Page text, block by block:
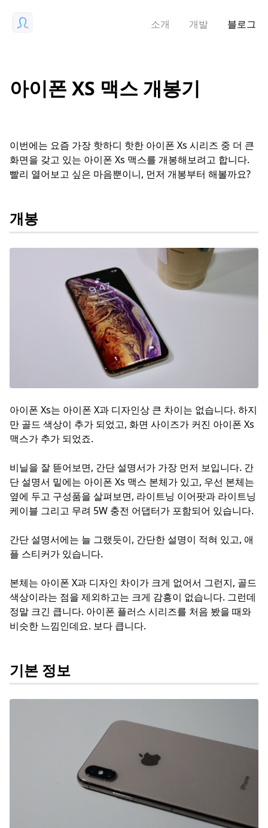
소개 개발 블로그
아이폰 XS 맥스 개봉기
이번에는 요즘 가장 핫하디 핫한 아이폰 Xs 시리즈 중 더 큰
화면을 갖고 있는 아이폰 Xs 맥스를 개봉해보려고 합니다.
빨리 열어보고 싶은 마음뿐이니, 먼저 개봉부터 해볼까요?
개봉
아이폰 Xs는 아이폰 X과 디자인상 큰 차이는 없습니다. 하지
만 골드 색상이 추가 되었고, 화면 사이즈가 커진 아이폰 Xs
맥스가 추가 되었죠.
비닐을 잘 뜯어보면, 간단 설명서가 가장 먼저 보입니다. 간
단 설명서 밑에는 아이폰 Xs 맥스 본체가 있고, 우선 본체는
옆에 두고 구성품을 살펴보면, 라이트닝 이어팟과 라이트닝
케이블 그리고 무려 5W 충전 어댑터가 포함되어 있습니다.
간단 설명서에는 늘 그랬듯이, 간단한 설명이 적혀 있고, 애
플 스티커가 있습니다.
본체는 아이폰 X과 디자인 차이가 크게 없어서 그런지, 골드
색상이라는 점을 제외하고는 크게 감흥이 없습니다. 그런데
정말 크긴 큽니다. 아이폰 플러스 시리즈를 처음 봤을 때와
비슷한 느낌인데요. 보다 큽니다.
기본 정보